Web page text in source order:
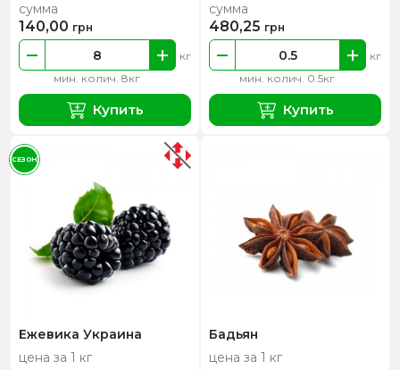
мин. колич. 8кг
кг
сумма
140,00 грн
Купить
мин. колич. 0.5кг
кг
сумма
480,25 грн
Купить
Ежевика Украина
цена за 1 кг
СЕЗОН
Бадьян
цена за 1 кг